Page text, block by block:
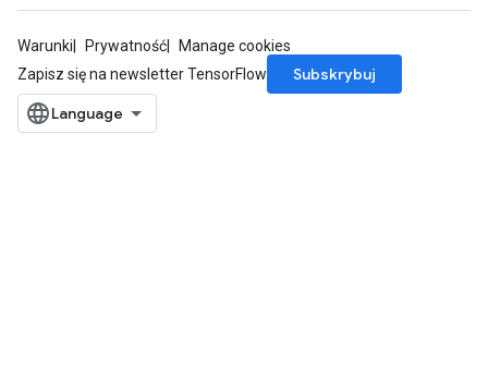
Warunki Prywatność
Manage cookies
Zapisz się na newsletter TensorFlow
Subskrybuj